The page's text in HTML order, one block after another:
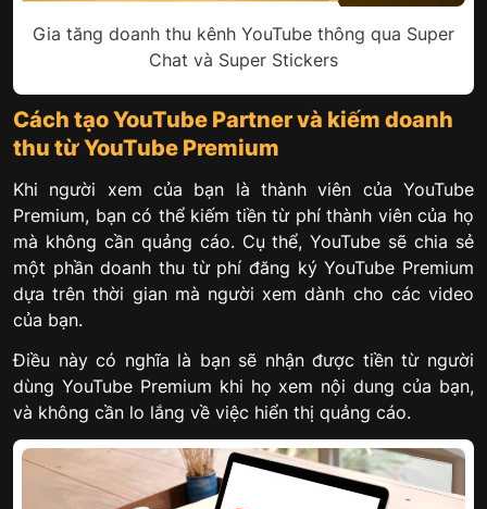
Gia tăng doanh thu kênh YouTube thông qua Super
Chat và Super Stickers
Cách tạo YouTube Partner và kiếm doanh
thu từ YouTube Premium
Khi người xem của bạn là thành viên của YouTube
Premium, bạn có thể kiếm tiền từ phí thành viên của họ
mà không cần quảng cáo. Cụ thể, YouTube sẽ chia sẻ
một phần doanh thu từ phí đăng ký YouTube Premium
dựa trên thời gian mà người xem dành cho các video
của bạn.
Điều này có nghĩa là bạn sẽ nhận được tiền từ người
dùng YouTube Premium khi họ xem nội dung của bạn,
và không cần lo lắng về việc hiển thị quảng cáo.